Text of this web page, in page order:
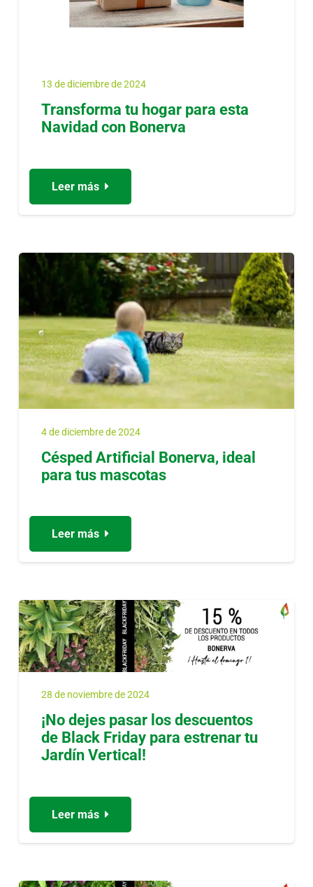
13 de diciembre de 2024
Transforma tu hogar para esta
Navidad con Bonerva
Leer más
4 de diciembre de 2024
Césped Artificial Bonerva, ideal
para tus mascotas
Leer más
28 de noviembre de 2024
¡No dejes pasar los descuentos
de Black Friday para estrenar tu
Jardín Vertical!
Leer más